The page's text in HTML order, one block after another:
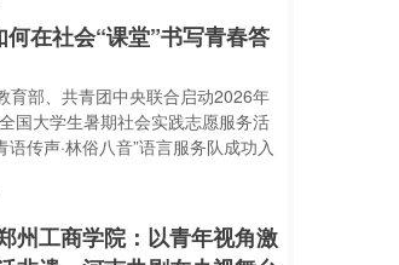
在社会“课堂”书写青春答
育部、共青团中央联合启动2026年
国大学生暑期社会实践志愿服务活
传声·林俗八音”语言服务队成功入
州工商学院：以青年视角激